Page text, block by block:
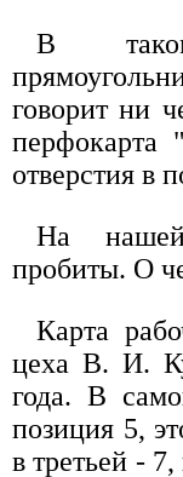
В
говорит ни
перфокарта
отверстия в
На
пробиты. О
Карта
цеха В. И.
года. В
позиция 5,
в третьей -